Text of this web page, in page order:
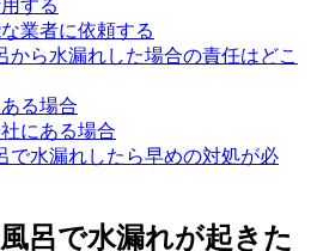
する
業者に依頼する
から水漏れした場合の責任はどこ
る場合
にある場合
で水漏れしたら早めの対処が必
呂で水漏れが起きた